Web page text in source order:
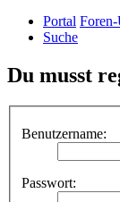
Portal
Suche
Du musst
Benutzername:
Passwort: